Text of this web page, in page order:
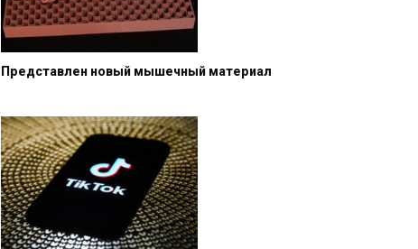
Представлен новый мышечный материал